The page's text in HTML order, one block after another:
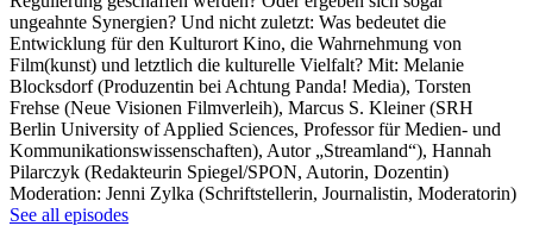
ungeahnte Synergien? Und nicht zuletzt: Was bedeutet die
Entwicklung für den Kulturort Kino, die Wahrnehmung von
Film(kunst) und letztlich die kulturelle Vielfalt? Mit: Melanie
Blocksdorf (Produzentin bei Achtung Panda! Media), Torsten
Frehse (Neue Visionen Filmverleih), Marcus S. Kleiner (SRH
Berlin University of Applied Sciences, Professor für Medien- und
Kommunikationswissenschaften), Autor „Streamland“), Hannah
Pilarczyk (Redakteurin Spiegel/SPON, Autorin, Dozentin)
Moderation: Jenni Zylka (Schriftstellerin, Journalistin, Moderatorin)
See all episodes